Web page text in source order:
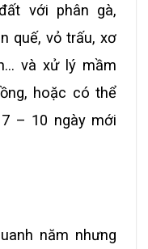
với phân gà,
quế, vỏ trấu, xơ
và xử lý mầm
hoặc có thể
– 10 ngày mới
năm nhưng